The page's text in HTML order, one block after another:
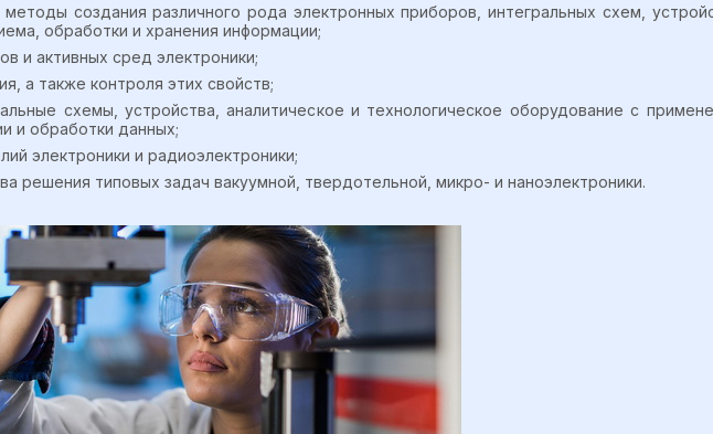
создания различного рода электронных приборов, интегральных схем,
обработки и хранения информации;
и активных сред электроники;
а также контроля этих свойств;
схемы, устройства, аналитическое и технологическое оборудование с
и обработки данных;
электроники и радиоэлектроники;
решения типовых задач вакуумной, твердотельной, микро- и наноэлектроники.